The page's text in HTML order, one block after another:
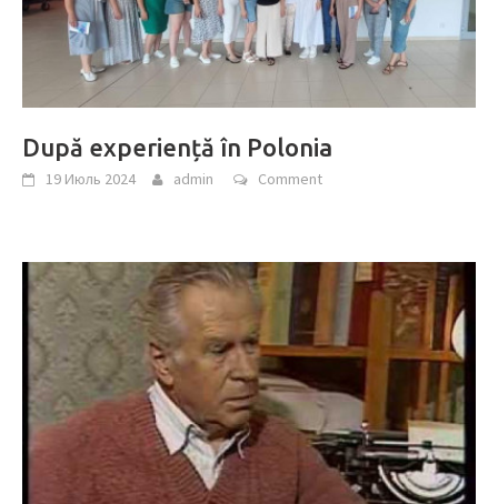
După experiență în Polonia
19 Июль 2024 admin Comment